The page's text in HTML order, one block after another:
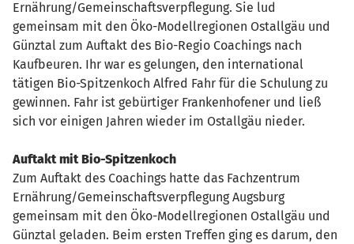
Ernährung/Gemeinschaftsverpflegung. Sie lud
gemeinsam mit den Öko-Modellregionen Ostallgäu und
Günztal zum Auftakt des Bio-Regio Coachings nach
Kaufbeuren. Ihr war es gelungen, den international
tätigen Bio-Spitzenkoch Alfred Fahr für die Schulung zu
gewinnen. Fahr ist gebürtiger Frankenhofener und ließ
sich vor einigen Jahren wieder im Ostallgäu nieder.
Auftakt mit Bio-Spitzenkoch
Zum Auftakt des Coachings hatte das Fachzentrum
Ernährung/Gemeinschaftsverpflegung Augsburg
gemeinsam mit den Öko-Modellregionen Ostallgäu und
Günztal geladen. Beim ersten Treffen ging es darum, den